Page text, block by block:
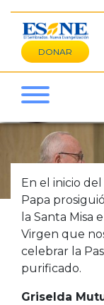
DONAR
En el inicio
Papa
la Santa Misa
Virgen que
celebrar la
purificado.
Griselda